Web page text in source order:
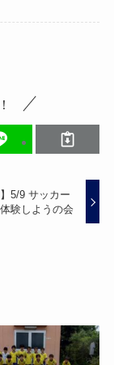
】5/9 サッカー
験しようの会